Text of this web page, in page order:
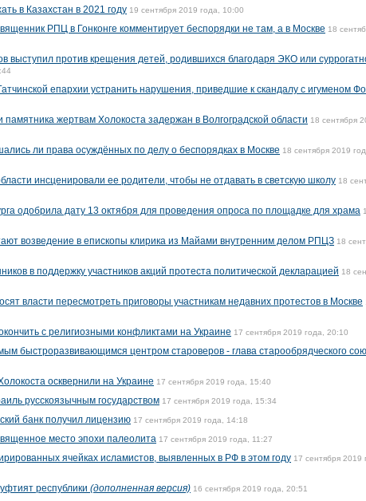
в Казахстан в 2021 году 19 сентября 2019 года, 10:00
РПЦ в Гонконге комментирует беспорядки не там, а в Москве 18
выступил против крещения детей, родившихся благодаря ЭКО или
епархии устранить нарушения, приведшие к скандалу с игуменом
жертвам Холокоста задержан в Волгоградской области 18 сентября
ли права осуждённых по делу о беспорядках в Москве 18 сентября 2019
инсценировали ее родители, чтобы не отдавать в светскую школу 18
одобрила дату 13 октября для проведения опроса по площадке для храма
возведение в епископы клирика из Майами внутренним делом РПЦЗ 18
в поддержку участников акций протеста политической декларацией 18
власти пересмотреть приговоры участникам недавних протестов в Москве
с религиозными конфликтами на Украине 17 сентября 2019 года, 20:10
быстроразвивающимся центром староверов - глава старообрядческого
осквернили на Украине 17 сентября 2019 года, 15:40
русскоязычным государством 17 сентября 2019 года, 15:34
банк получил лицензию 17 сентября 2019 года, 14:18
место эпохи палеолита 17 сентября 2019 года, 11:27
ячейках исламистов, выявленных в РФ в этом году 17 сентября 2019
республики (дополненная версия) 16 сентября 2019 года, 20:51